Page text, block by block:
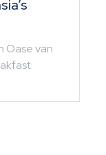
Oase van